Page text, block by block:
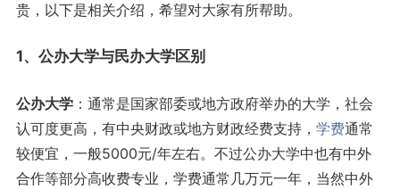
贵，以下是相关介绍，希望对大家有所帮助。
1、公办大学与民办大学区别
公办大学：通常是国家部委或地方政府举办的大学，社会
认可度更高，有中央财政或地方财政经费支持， 学费通常
较便宜，一般5000元/年左右。不过公办大学中也有中外
合作等部分高收费专业，学费通常几万元一年，当然中外